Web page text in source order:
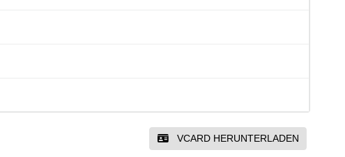
VCARD HERUNTERLADEN